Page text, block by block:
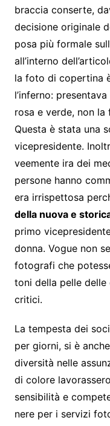
braccia conserte,
decisione originale
posa più formale
all’interno
la foto di copertina
l’inferno:
rosa e verde, non la
Questa è stata una
vicepresidente.
veemente ira dei
persone hanno
era irrispettosa
della nuova e
primo
donna. Vogue non
fotografi che
toni della pelle delle
critici.
La tempesta dei
per giorni, si è
diversità nelle
di colore
sensibilità e
nere per i servizi